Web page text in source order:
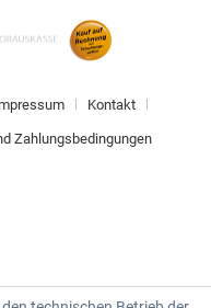
Kontakt
Zahlungsbedingungen